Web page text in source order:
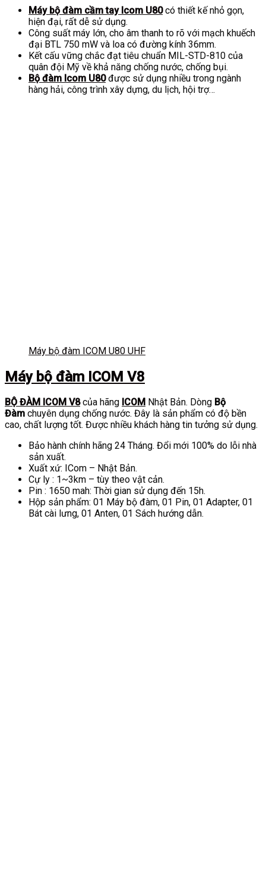
Máy bộ đàm cầm tay Icom U80có thiết kế nhỏ gọn,
hiện đại, rất dễ sử dụng.
Công suất máy lớn, cho âm thanh to rõ với mạch khuếch
đại BTL 750 mW và loa có đường kính 36mm.
Kết cấu vững chắc đạt tiêu chuẩn MIL-STD-810 của
quân đội Mỹ về khả năng chống nước, chống bụi.
Bộ đàm Icom U80được sử dụng nhiều trong ngành
hàng hải, công trình xây dựng, du lịch, hội trợ…
Máy bộ đàm ICOM U80 UHF
Máy bộ đàm ICOM V8
BỘ ĐÀM ICOM V8của hãng ICOM Nhật Bản. Dòng Bộ
Đàm chuyên dụng chống nước. Đây là sản phẩm có độ bền
cao, chất lượng tốt. Được nhiều khách hàng tin tưởng sử dụng.
Bảo hành chính hãng 24 Tháng. Đổi mới 100% do lỗi nhà
sản xuất.
Xuất xứ: ICom – Nhật Bản.
Cự ly : 1~3km – tùy theo vật cản.
Pin : 1650 mah: Thời gian sử dụng đến 15h.
Hộp sản phẩm: 01 Máy bộ đàm, 01 Pin, 01 Adapter, 01
Bát cài lưng, 01 Anten, 01 Sách hướng dẫn.